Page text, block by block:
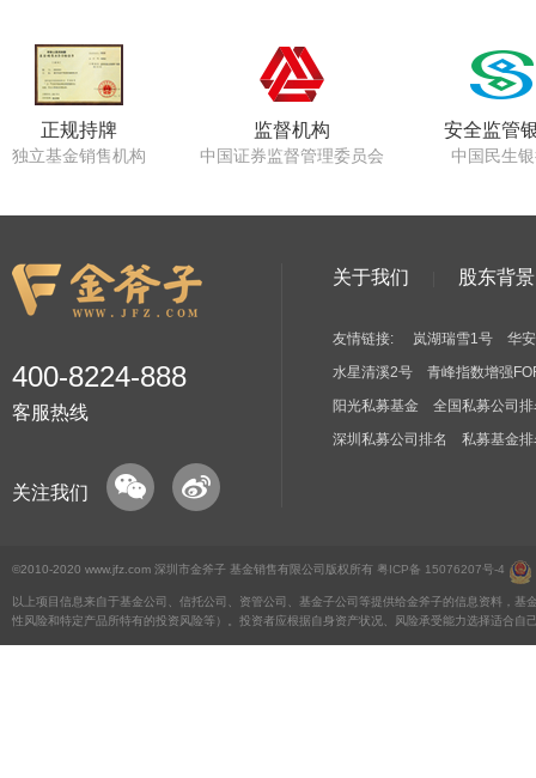
正规持牌
独立基金销售机构
监督机构
中国证券监督管理委员会
安全监管
中国民生
400-8224-888
客服热线
关注我们
关于我们 股东背景
友情链接: 岚湖瑞雪1号
华
水星清溪2号
青峰指数增强
阳光私募基金
全国私募公司
深圳私募公司排名
私募基金
©2010-2020 www.jfz.com 深圳市金斧子 基金销售有限公司版权所有 粤ICP备 15076207号-4
以上项目信息来自于基金公司、信托公司、资管公司、基金子公司等提供给金斧子的信息资料，
性风险和特定产品所特有的投资风险等）。投资者应根据自身资产状况、风险承受能力选择适合